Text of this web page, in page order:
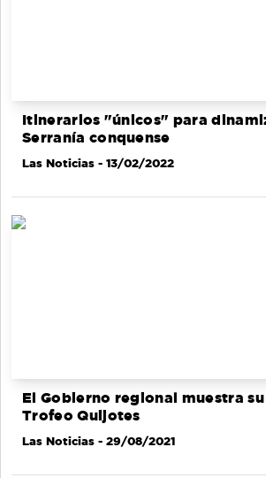
Itinerarios "únicos" para
Serranía conquense
Las Noticias - 13/02/2022
El Gobierno regional muestra
Trofeo Quijotes
Las Noticias - 29/08/2021